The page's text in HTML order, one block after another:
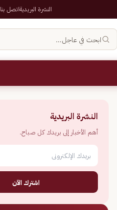
النشرة البريديةاتصل بنا
ابحث في عاجل…
النشرة البريدية
أهم الأخبار إلى بريدك كل صباح.
اشترك الآن